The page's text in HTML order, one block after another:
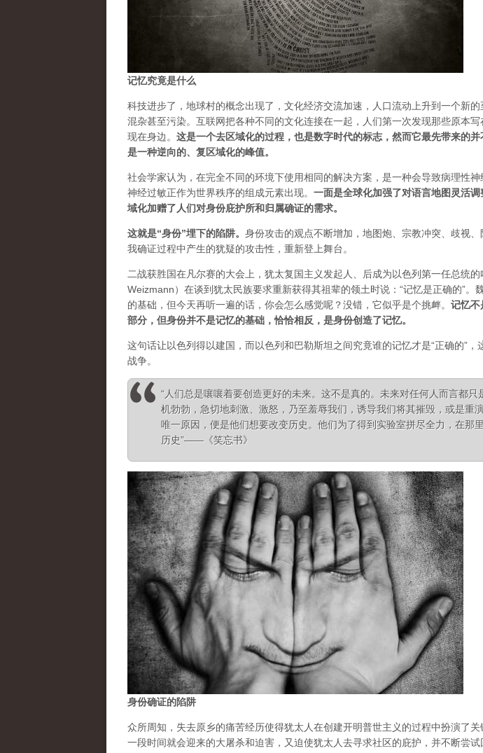
记忆究竟是什么
科技进步了，地球村的概念出现了，文化经济交流加速，人口流动上升到一个新
混杂甚至污染。互联网把各种不同的文化连接在一起，人们第一次发现那些原本写
现在身边。 这是一个去区域化的过程，也是数字时代的标志，然而它最先带来的
是一种逆向的、复区域化的峰值。
社会学家认为，在完全不同的环境下使用相同的解决方案，是一种会导致病理性
神经过敏正作为世界秩序的组成元素出现。 一面是全球化加强了对语言地图灵活
域化加赠了人们对身份庇护所和归属确证的需求。
这就是“身份”埋下的陷阱。 身份攻击的观点不断增加，地图炮、宗教冲突、歧视
我确证过程中产生的犹疑的攻击性，重新登上舞台。
二战获胜国在凡尔赛的大会上，犹太复国主义发起人、后成为以色列第一任总统
Weizmann）在谈到犹太民族要求重新获得其祖辈的领土时说：“记忆是正确的”。
的基础，但今天再听一遍的话，你会怎么感觉呢？没错，它似乎是个挑衅。 记忆不
部分，但身份并不是记忆的基础，恰恰相反，是身份创造了记忆。
这句话让以色列得以建国，而以色列和巴勒斯坦之间究竟谁的记忆才是“正确的”，
战争。
“人们总是嚷嚷着要创造更好的未来。这不是真的。未来对任何人而言都只
机勃勃，急切地刺激、激怒，乃至羞辱我们，诱导我们将其摧毁，或是重
唯一原因，便是他们想要改变历史。他们为了得到实验室拼尽全力，在那
历史”——《笑忘书》
身份确证的陷阱
众所周知，失去原乡的痛苦经历使得犹太人在创建开明普世主义的过程中扮演了
一段时间就会迎来的大屠杀和迫害，又迫使犹太人去寻求社区的庇护，并不断尝试